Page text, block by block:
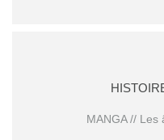
MANGA // Les